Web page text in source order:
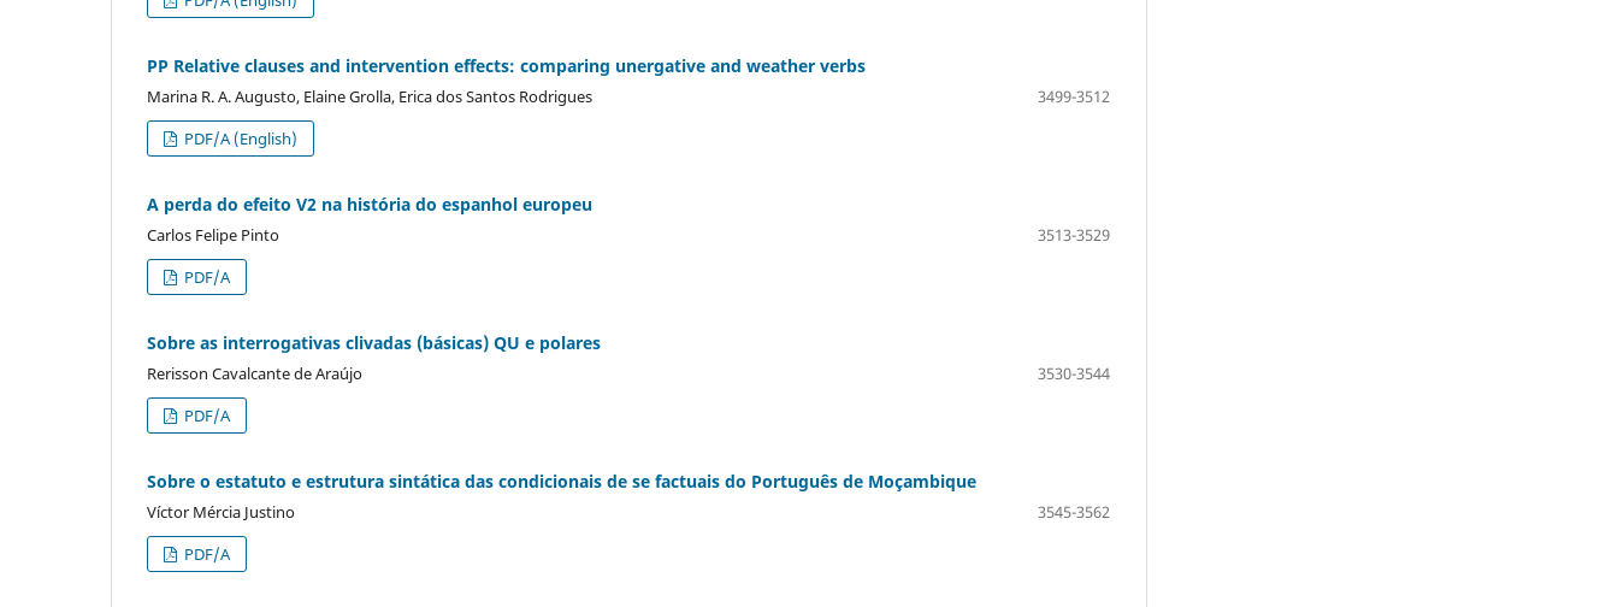
PP Relative clauses and intervention effects: comparing unergative and weather verbs
Marina R. A. Augusto, Elaine Grolla, Erica dos Santos Rodrigues
3499-3512
PDF/A (English)
A perda do efeito V2 na história do espanhol europeu
Carlos Felipe Pinto
3513-3529
PDF/A
Sobre as interrogativas clivadas (básicas) QU e polares
Rerisson Cavalcante de Araújo
3530-3544
PDF/A
Sobre o estatuto e estrutura sintática das condicionais de se factuais do Português de Moçambique
Víctor Mércia Justino
3545-3562
PDF/A